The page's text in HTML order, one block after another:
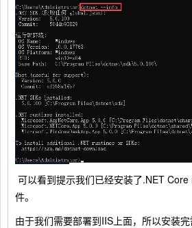
可以看到提示我们已经安装了.NET
件。
由于我们需要部署到IIS上面，所以安装